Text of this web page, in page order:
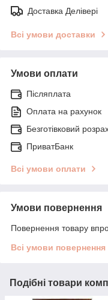
Доставка Делівері
Всі умови доставки
Умови оплати
Післяплата
Оплата на рахунок
Безготівковий
ПриватБанк
Всі умови оплати
Умови повернення
Повернення товару
Всі умови повернення
Подібні товари